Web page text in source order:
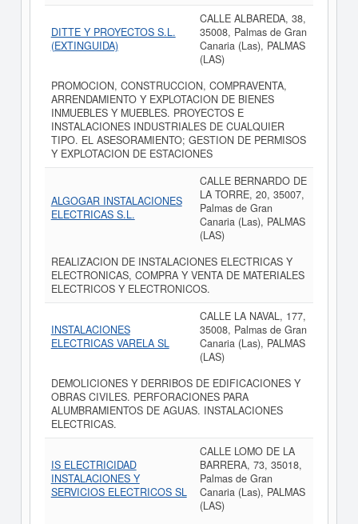
DITTE Y PROYECTOS S.L.
(EXTINGUIDA)
CALLE ALBAREDA, 38,
35008, Palmas de Gran
Canaria (Las), PALMAS
(LAS)
PROMOCION, CONSTRUCCION, COMPRAVENTA,
ARRENDAMIENTO Y EXPLOTACION DE BIENES
INMUEBLES Y MUEBLES. PROYECTOS E
INSTALACIONES INDUSTRIALES DE CUALQUIER
TIPO. EL ASESORAMIENTO; GESTION DE PERMISOS
Y EXPLOTACION DE ESTACIONES
ALGOGAR INSTALACIONES
ELECTRICAS S.L.
CALLE BERNARDO DE
LA TORRE, 20, 35007,
Palmas de Gran
Canaria (Las), PALMAS
(LAS)
REALIZACION DE INSTALACIONES ELECTRICAS Y
ELECTRONICAS, COMPRA Y VENTA DE MATERIALES
ELECTRICOS Y ELECTRONICOS.
INSTALACIONES
ELECTRICAS VARELA SL
CALLE LA NAVAL, 177,
35008, Palmas de Gran
Canaria (Las), PALMAS
(LAS)
DEMOLICIONES Y DERRIBOS DE EDIFICACIONES Y
OBRAS CIVILES. PERFORACIONES PARA
ALUMBRAMIENTOS DE AGUAS. INSTALACIONES
ELECTRICAS.
IS ELECTRICIDAD
INSTALACIONES Y
SERVICIOS ELECTRICOS SL
CALLE LOMO DE LA
BARRERA, 73, 35018,
Palmas de Gran
Canaria (Las), PALMAS
(LAS)